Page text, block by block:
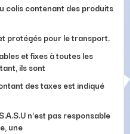
colis contenant des produits
protégés pour le transport.
et fixes à toutes les
ils sont
des taxes est indiqué
n'est pas responsable
une